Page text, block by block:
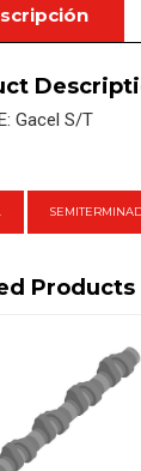
Gacel S/T
Products